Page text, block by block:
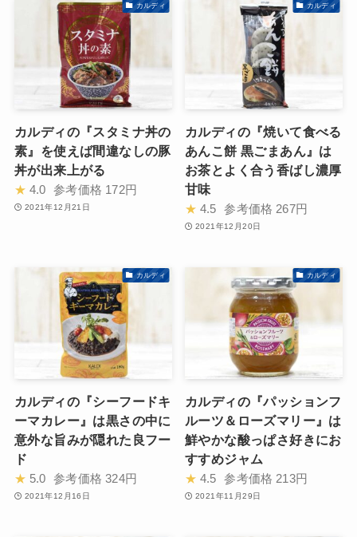
カルディ
カルディの『スタミナ丼の
素』を使えば間違なしの豚
丼が出来上がる
★ 4.0 参考価格 172円
2021年12月21日
カルディ
カルディの『焼いて食べる
あんこ餅 黒ごまあん』は
お茶とよく合う香ばし濃厚
甘味
★ 4.5 参考価格 267円
2021年12月20日
カルディ
カルディの『シーフードキ
ーマカレー』は黒さの中に
意外な旨みが隠れた良フー
ド
★ 5.0 参考価格 324円
2021年12月16日
カルディ
カルディの『パッションフ
ルーツ＆ローズマリー』は
鮮やかな酸っぱさ好きにお
すすめジャム
★ 4.5 参考価格 213円
2021年11月29日